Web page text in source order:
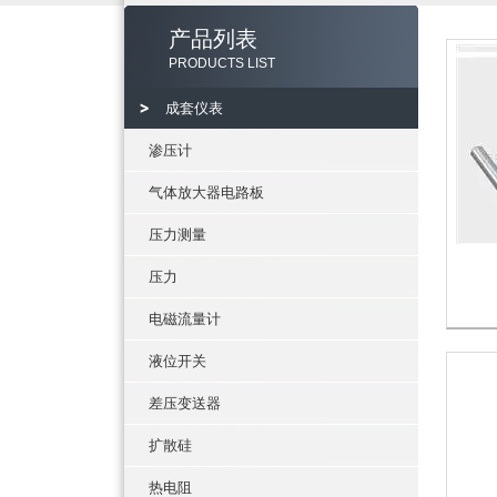
产品列表
PRODUCTS LIST
成套仪表
渗压计
气体放大器电路板
压力测量
压力
电磁流量计
液位开关
差压变送器
扩散硅
热电阻